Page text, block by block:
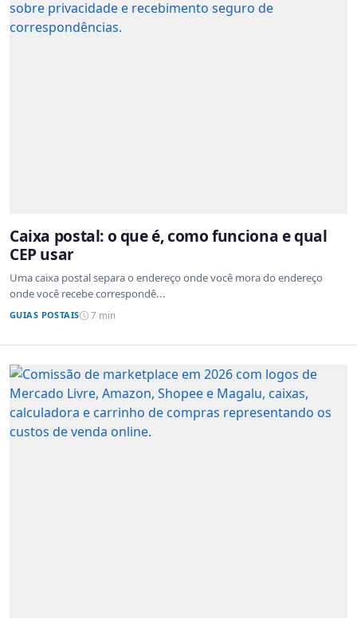
Caixa postal: o que é, como funciona e qual
CEP usar
Uma caixa postal separa o endereço onde você mora do endereço
onde você recebe correspondê...
GUIAS POSTAIS 7 min